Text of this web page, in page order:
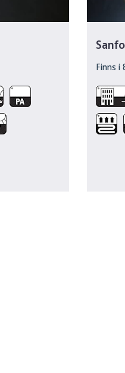
Finns i